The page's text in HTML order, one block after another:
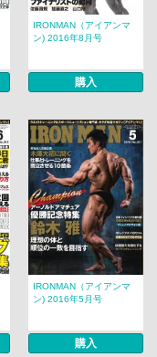
IRONMAN（アイアンマ
ン) 2016年8月号
購入
IRONMAN（アイアンマ
ン) 2016年5月号
購入